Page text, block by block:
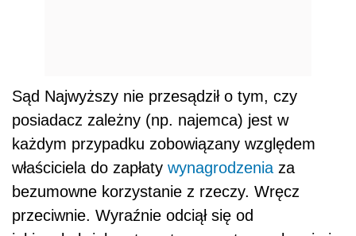
Sąd Najwyższy nie przesądził o tym, czy
posiadacz zależny (np. najemca) jest w
każdym przypadku zobowiązany względem
właściciela do zapłaty wynagrodzenia za
bezumowne korzystanie z rzeczy. Wręcz
przeciwnie. Wyraźnie odciął się od